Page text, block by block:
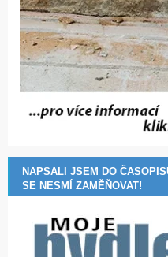
NAPSALI JSEM DO
SE NESMÍ ZAMĚŇOVAT!